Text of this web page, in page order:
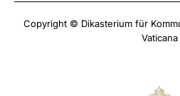
Copyright © Dikasterium für
Vaticana